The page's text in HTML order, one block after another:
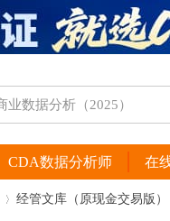
CDA数据分析师 在
经管文库（原现金交易版）